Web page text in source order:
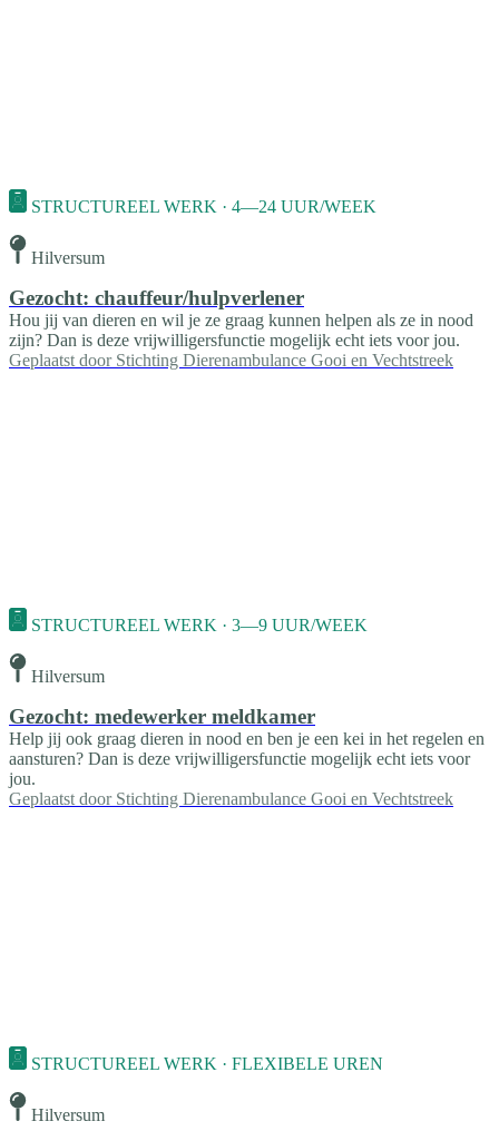
STRUCTUREEL WERK · 4—24 UUR/WEEK
Hilversum
Gezocht: chauffeur/hulpverlener
Hou jij van dieren en wil je ze graag kunnen helpen als ze in nood
zijn? Dan is deze vrijwilligersfunctie mogelijk echt iets voor jou.
Geplaatst door Stichting Dierenambulance Gooi en Vechtstreek
STRUCTUREEL WERK · 3—9 UUR/WEEK
Hilversum
Gezocht: medewerker meldkamer
Help jij ook graag dieren in nood en ben je een kei in het regelen en
aansturen? Dan is deze vrijwilligersfunctie mogelijk echt iets voor
jou.
Geplaatst door Stichting Dierenambulance Gooi en Vechtstreek
STRUCTUREEL WERK · FLEXIBELE UREN
Hilversum